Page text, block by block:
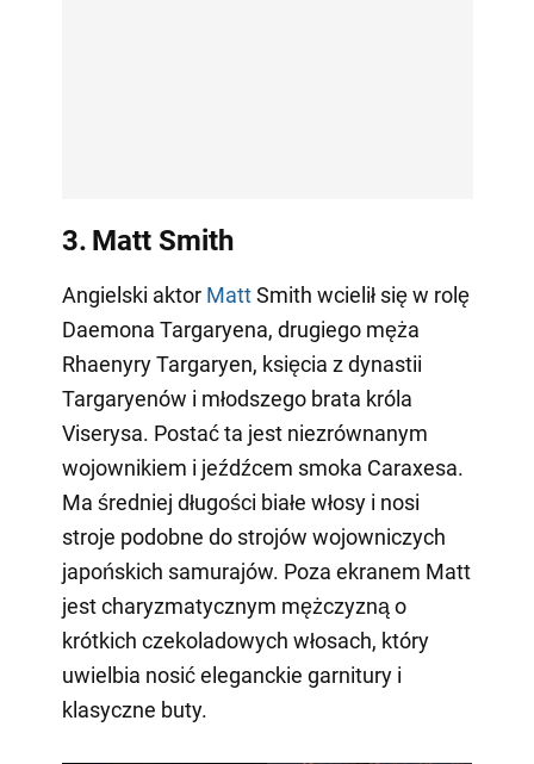
3. Matt Smith
Angielski aktor MattSmith wcielił się w rolę
Daemona Targaryena, drugiego męża
Rhaenyry Targaryen, księcia z dynastii
Targaryenów i młodszego brata króla
Viserysa. Postać ta jest niezrównanym
wojownikiem i jeźdźcem smoka Caraxesa.
Ma średniej długości białe włosy i nosi
stroje podobne do strojów wojowniczych
japońskich samurajów. Poza ekranem Matt
jest charyzmatycznym mężczyzną o
krótkich czekoladowych włosach, który
uwielbia nosić eleganckie garnitury i
klasyczne buty.